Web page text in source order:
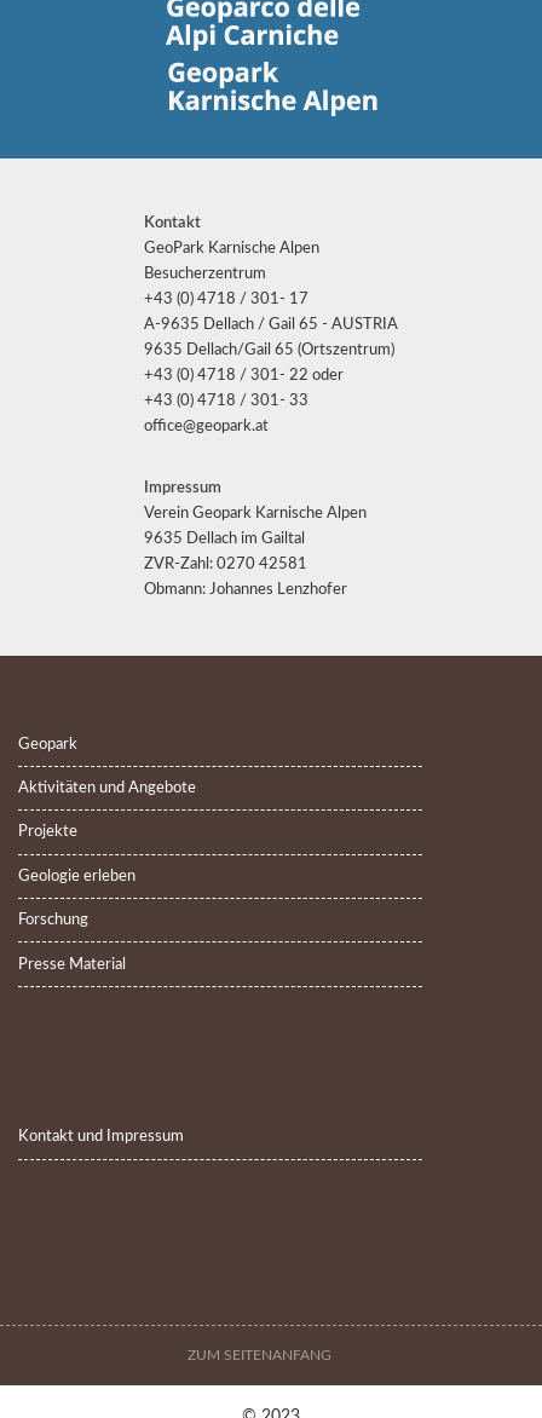
Kontakt
GeoPark Karnische Alpen
Besucherzentrum
+43 (0) 4718 / 301- 17
A-9635 Dellach / Gail 65 - AUSTRIA
9635 Dellach/Gail 65 (Ortszentrum)
+43 (0) 4718 / 301- 22 oder
+43 (0) 4718 / 301- 33
office@geopark.at
Impressum
Verein Geopark Karnische Alpen
9635 Dellach im Gailtal
ZVR-Zahl: 0270 42581
Obmann: Johannes Lenzhofer
Geopark
Aktivitäten und Angebote
Projekte
Geologie erleben
Forschung
Presse Material
Kontakt und Impressum
ZUM SEITENANFANG